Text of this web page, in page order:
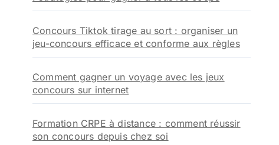
Concours Tiktok tirage au sort : organiser un
jeu-concours efficace et conforme aux règles
Comment gagner un voyage avec les jeux
concours sur internet
Formation CRPE à distance : comment réussir
son concours depuis chez soi